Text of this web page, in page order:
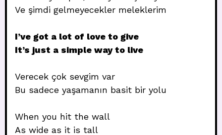
Ve şimdi gelmeyecekler meleklerim
I’ve got a lot of love to give
It’s just a simple way to live
Verecek çok sevgim var
Bu sadece yaşamanın basit bir yolu
When you hit the wall
As wide as it is tall